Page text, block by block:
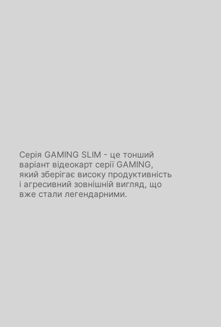
Серія GAMING SLIM - це тонший
варіант відеокарт серії GAMING,
який зберігає високу продуктивність
і агресивний зовнішній вигляд, що
вже стали легендарними.